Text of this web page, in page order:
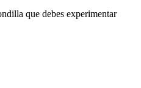
que debes experimentar